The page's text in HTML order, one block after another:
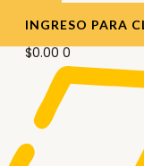
INGRESO PARA
$0.00 0